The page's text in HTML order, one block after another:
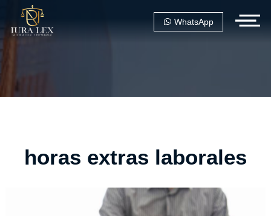
WhatsApp
horas extras laborales